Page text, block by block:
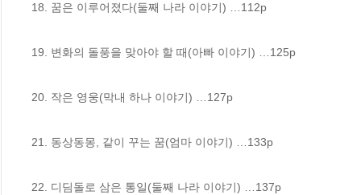
18. 꿈은 이루어졌다(둘째 나라 이야기) …112p
19. 변화의 돌풍을 맞아야 할 때(아빠 이야기) …125p
20. 작은 영웅(막내 하나 이야기) …127p
21. 동상동몽, 같이 꾸는 꿈(엄마 이야기) …133p
22. 디딤돌로 삼은 통일(둘째 나라 이야기) …137p